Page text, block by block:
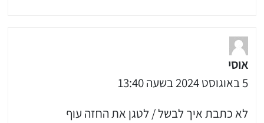
שלי "פודיק" כמנויים עוד היום!
כמנויים ותלחצו על הפעמון תקבלו התראה לטלפון הנייד ברגע שעולה מתכון חדש לערוץ,
אוסי
5 באוגוסט 2024 בשעה 13:40
לא כתבת איך לבשל / לטגן את החזה עוף